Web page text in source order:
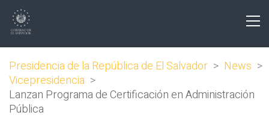
Presidencia de la República de El Salvador > News >
Vicepresidencia >
Lanzan Programa de Certificación en Administración
Pública